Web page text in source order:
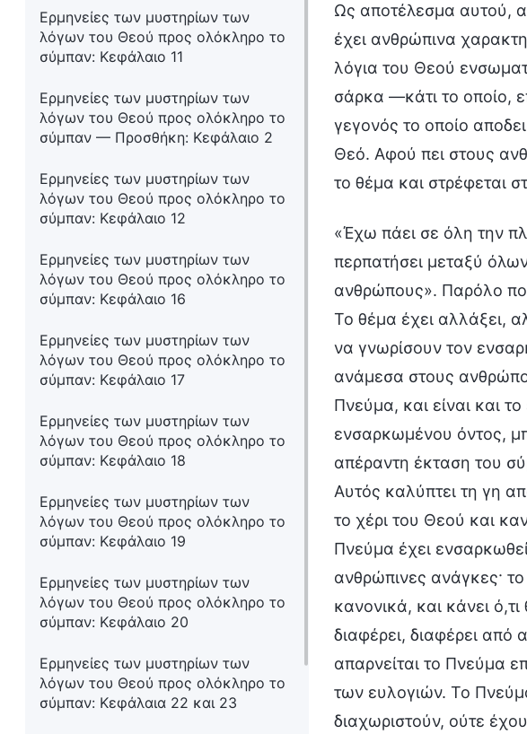
Ερμηνείες των μυστηρίων των
λόγων του Θεού προς ολόκληρο το
σύμπαν: Κεφάλαιο 11
Ερμηνείες των μυστηρίων των
λόγων του Θεού προς ολόκληρο το
σύμπαν — Προσθήκη: Κεφάλαιο 2
Ερμηνείες των μυστηρίων των
λόγων του Θεού προς ολόκληρο το
σύμπαν: Κεφάλαιο 12
Ερμηνείες των μυστηρίων των
λόγων του Θεού προς ολόκληρο το
σύμπαν: Κεφάλαιο 16
Ερμηνείες των μυστηρίων των
λόγων του Θεού προς ολόκληρο το
σύμπαν: Κεφάλαιο 17
Ερμηνείες των μυστηρίων των
λόγων του Θεού προς ολόκληρο το
σύμπαν: Κεφάλαιο 18
Ερμηνείες των μυστηρίων των
λόγων του Θεού προς ολόκληρο το
σύμπαν: Κεφάλαιο 19
Ερμηνείες των μυστηρίων των
λόγων του Θεού προς ολόκληρο το
σύμπαν: Κεφάλαιο 20
Ερμηνείες των μυστηρίων των
λόγων του Θεού προς ολόκληρο το
σύμπαν: Κεφάλαια 22 και 23
Ως αποτέλεσμα αυτού,
έχει ανθρώπινα
λόγια του Θεού
σάρκα —κάτι το οποίο,
γεγονός το οποίο
Θεό. Αφού πει στους
το θέμα και στρέφεται
«Έχω πάει σε όλη την
περπατήσει μεταξύ
ανθρώπους». Παρόλο
Το θέμα έχει αλλάξει,
να γνωρίσουν τον
ανάμεσα στους
Πνεύμα, και είναι και
ενσαρκωμένου όντος,
απέραντη έκταση του
Αυτός καλύπτει τη γη
το χέρι του Θεού και
Πνεύμα έχει
ανθρώπινες ανάγκες·
κανονικά, και κάνει
διαφέρει, διαφέρει
απαρνείται το Πνεύμα
των ευλογιών. Το
διαχωριστούν, ούτε